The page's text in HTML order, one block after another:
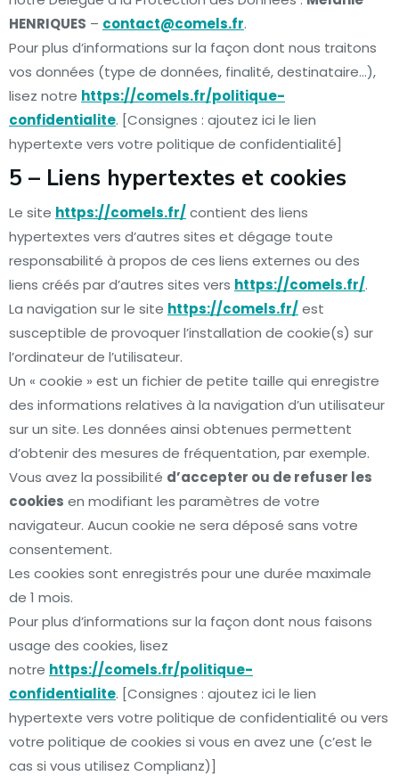
HENRIQUES – contact@comels.fr.
Pour plus d’informations sur la façon dont nous traitons
vos données (type de données, finalité, destinataire…),
lisez notre https://comels.fr/politique-
confidentialite. [Consignes : ajoutez ici le lien
hypertexte vers votre politique de confidentialité]
5 – Liens hypertextes et cookies
Le site https://comels.fr/contient des liens
hypertextes vers d’autres sites et dégage toute
responsabilité à propos de ces liens externes ou des
liens créés par d’autres sites vers https://comels.fr/.
La navigation sur le site https://comels.fr/est
susceptible de provoquer l’installation de cookie(s) sur
l’ordinateur de l’utilisateur.
Un « cookie » est un fichier de petite taille qui enregistre
des informations relatives à la navigation d’un utilisateur
sur un site. Les données ainsi obtenues permettent
d’obtenir des mesures de fréquentation, par exemple.
Vous avez la possibilité d’accepter ou de refuser les
cookies en modifiant les paramètres de votre
navigateur. Aucun cookie ne sera déposé sans votre
consentement.
Les cookies sont enregistrés pour une durée maximale
de 1 mois.
Pour plus d’informations sur la façon dont nous faisons
usage des cookies, lisez
notre https://comels.fr/politique-
confidentialite. [Consignes : ajoutez ici le lien
hypertexte vers votre politique de confidentialité ou vers
votre politique de cookies si vous en avez une (c’est le
cas si vous utilisez Complianz)]